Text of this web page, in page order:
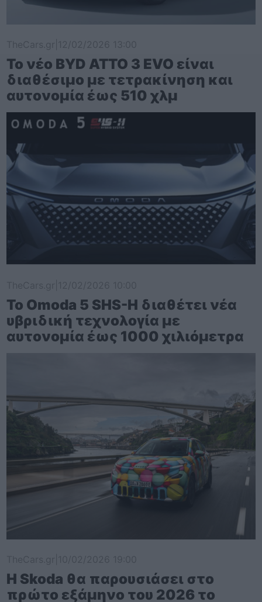
Το νέο BYD ATTO 3 EVO είναι
διαθέσιμο με τετρακίνηση και
αυτονομία έως 510 χλμ
Το Omoda 5 SHS-H διαθέτει νέα
υβριδική τεχνολογία με
αυτονομία έως 1000 χιλιόμετρα
Η Skoda θα παρουσιάσει στο
πρώτο εξάμηνο του 2026 το